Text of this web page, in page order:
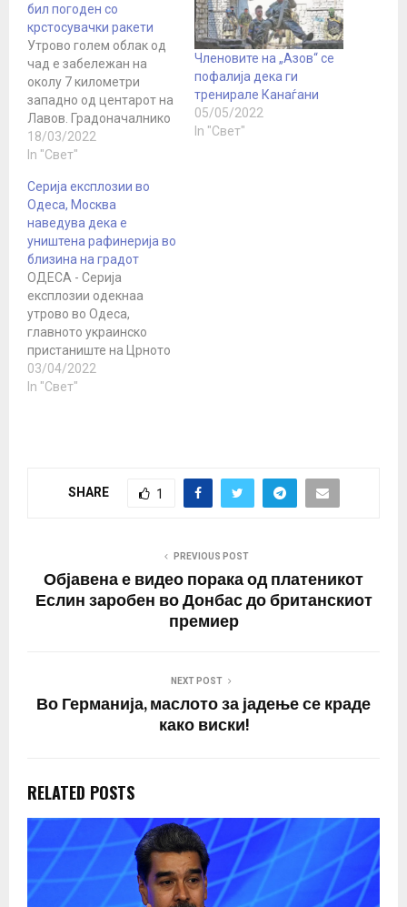
бил погоден со
крстосувачки ракети
Утрово голем облак од
чад е забележан на
околу 7 километри
западно од центарот на
Лавов. Градоначалнико
т вели дека зградата
што била користена за
градскиот аеродром
била погодена во
раните утрински часови,
но нема извештаи за
жртви. Досега беше
помирно во западна
Украина отколку во
остатокот од…
18/03/2022
In "Свет"
Членовите на „Азов“ се
пофалија дека ги
тренирале Канаѓани
05/05/2022
In "Свет"
Серија експлозии во
Одеса, Москва
наведува дека е
уништена рафинерија во
близина на градот
ОДЕСА - Серија
експлозии одекнаа
утрово во Одеса,
главното украинско
пристаниште на Црното
Море, а руското
Министерство за
чад и пламен се чуле во
03/04/2022
In "Свет"
SHARE 1
PREVIOUS POST
Објавена е видео порака од платеникот
Еслин заробен во Донбас до британскиот
премиер
NEXT POST
Во Германија, маслото за јадење се краде
како виски!
RELATED POSTS